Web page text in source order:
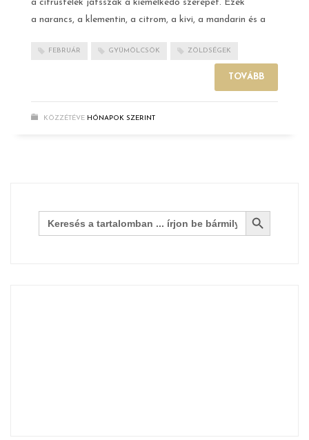
a citrusfélék játsszák a kiemelkedő szerepet. Ezek
a narancs, a klementin, a citrom, a kivi, a mandarin és a
FEBRUÁR GYÜMÖLCSÖK ZÖLDSÉGEK
TOVÁBB
KÖZZÉTÉVE HÓNAPOK SZERINT
Search
for:
Search Button